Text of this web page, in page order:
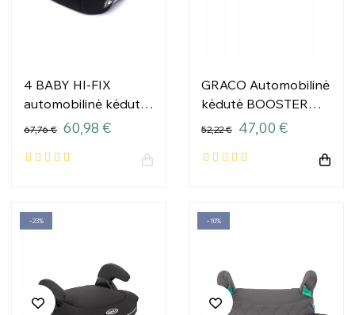
4 BABY HI-FIX
automobilinė kėdutė
125-150cm RED I-
67,76 € 60,98 €
GRACO Automobilinė
kėdutė BOOSTER
BASIC R129 Midnight
52,22 € 47,00 €
−23% −10%